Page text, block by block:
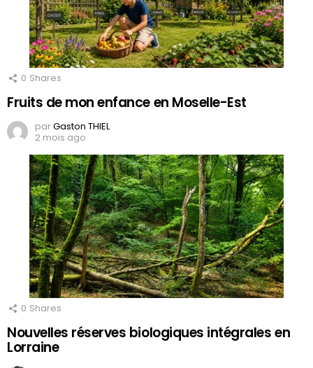
0 Shares
Fruits de mon enfance en Moselle-Est
parGaston THIEL
2 mois ago
0 Shares
Nouvelles réserves biologiques intégrales en
Lorraine